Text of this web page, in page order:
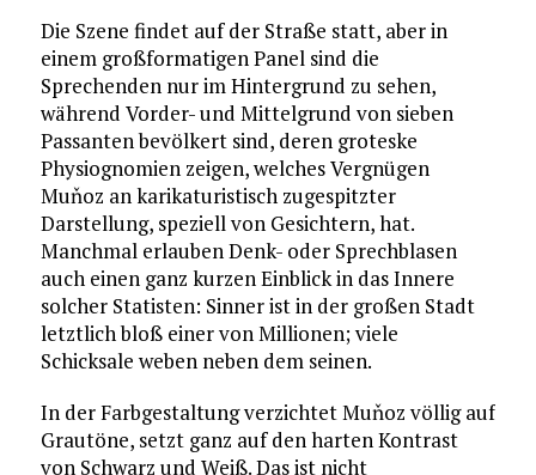
Die Szene findet auf der Straße statt, aber in
einem großformatigen Panel sind die
Sprechenden nur im Hintergrund zu sehen,
während Vorder- und Mittelgrund von sieben
Passanten bevölkert sind, deren groteske
Physiognomien zeigen, welches Vergnügen
Muňoz an karikaturistisch zugespitzter
Darstellung, speziell von Gesichtern, hat.
Manchmal erlauben Denk- oder Sprechblasen
auch einen ganz kurzen Einblick in das Innere
solcher Statisten: Sinner ist in der großen Stadt
letztlich bloß einer von Millionen; viele
Schicksale weben neben dem seinen.
In der Farbgestaltung verzichtet Muňoz völlig auf
Grautöne, setzt ganz auf den harten Kontrast
von Schwarz und Weiß. Das ist nicht